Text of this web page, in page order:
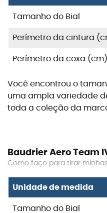
Tamanho do Bial
Perímetro da cintura
Perímetro da coxa (cm)
Você encontrou o
uma ampla variedade
toda a coleção da
Baudrier Aero Team
Como faço para tirar
Unidade de medida
Tamanho do Bial